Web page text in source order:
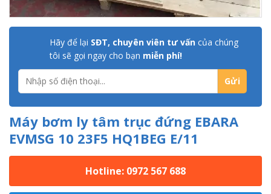
Hãy để lại SĐT, chuyên viên tư vấn của chúng
tôi sẽ gọi ngay cho bạn miễn phí!
Máy bơm ly tâm trục đứng EBARA
EVMSG 10 23F5 HQ1BEG E/11
Hotline: 0972 567 688